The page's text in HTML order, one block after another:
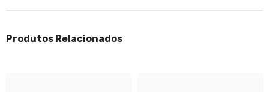
Produtos Relacionados